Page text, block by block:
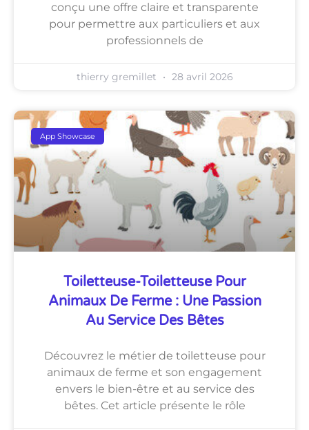
conçu une offre claire et transparente
pour permettre aux particuliers et aux
professionnels de
thierry gremillet 28 avril 2026
App Showcase
Toiletteuse-Toiletteuse Pour
Animaux De Ferme : Une Passion
Au Service Des Bêtes
Découvrez le métier de toiletteuse pour
animaux de ferme et son engagement
envers le bien-être et au service des
bêtes. Cet article présente le rôle